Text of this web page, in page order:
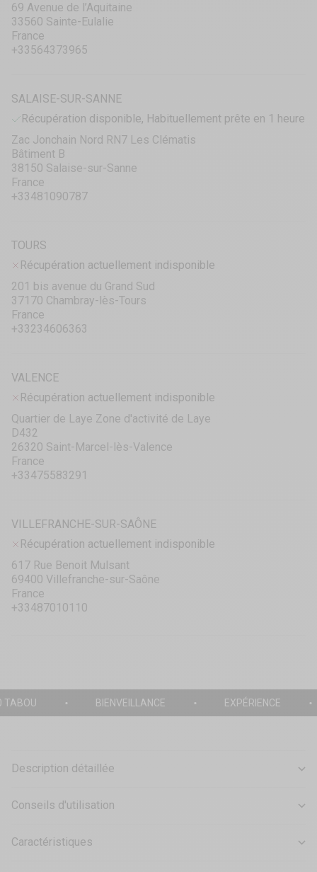
69 Avenue de l’Aquitaine
33560 Sainte-Eulalie
France
+33564373965
SALAISE-SUR-SANNE
Récupération disponible, Habituellement prête en 1 heure
Zac Jonchain Nord RN7 Les Clématis
Bâtiment B
38150 Salaise-sur-Sanne
France
+33481090787
TOURS
Récupération actuellement indisponible
201 bis avenue du Grand Sud
37170 Chambray-lès-Tours
France
+33234606363
VALENCE
Récupération actuellement indisponible
Quartier de Laye Zone d'activité de Laye
D432
26320 Saint-Marcel-lès-Valence
France
+33475583291
VILLEFRANCHE-SUR-SAÔNE
Récupération actuellement indisponible
617 Rue Benoit Mulsant
69400 Villefranche-sur-Saône
France
+33487010110
TABOU BIENVEILLANCE EXPÉRIENCE
Description détaillée
Conseils d'utilisation
Caractéristiques